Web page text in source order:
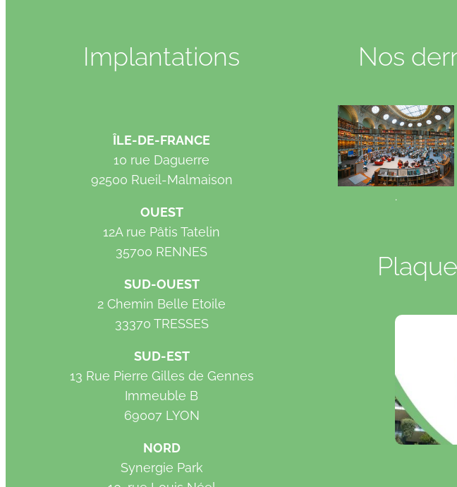
Implantations
ÎLE-DE-FRANCE
10 rue Daguerre
92500 Rueil-Malmaison
OUEST
12A rue Pâtis Tatelin
35700 RENNES
SUD-OUEST
2 Chemin Belle Etoile
33370 TRESSES
SUD-EST
13 Rue Pierre Gilles de Gennes
Immeuble B
69007 LYON
NORD
Synergie Park
Nos
.